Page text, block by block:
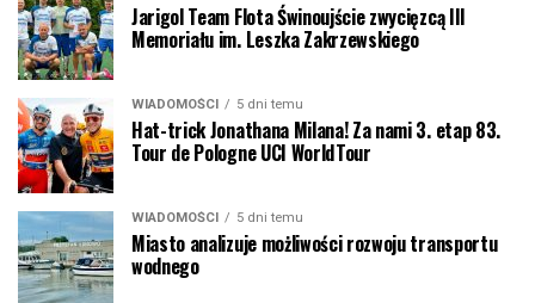
Jarigol Team Flota Świnoujście zwycięzcą III
Memoriału im. Leszka Zakrzewskiego
WIADOMOŚCI 5 dni temu
Hat-trick Jonathana Milana! Za nami 3. etap 83.
Tour de Pologne UCI WorldTour
WIADOMOŚCI 5 dni temu
Miasto analizuje możliwości rozwoju transportu
wodnego